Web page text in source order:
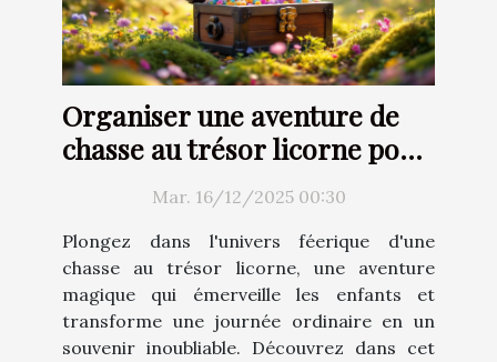
Organiser une aventure de
chasse au trésor licorne pour
enfantsMar. 16/12/2025 00:30
Plongez dans l'univers féerique d'une
chasse au trésor licorne, une aventure
magique qui émerveille les enfants et
transforme une journée ordinaire en un
souvenir inoubliable. Découvrez dans cet